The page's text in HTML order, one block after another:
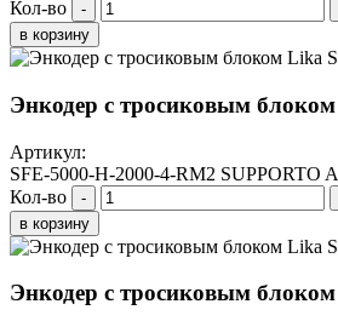
Кол-во
-
в корзину
Энкодер с тросиковым
Артикул:
SFE-5000-H-2000-4-RM2 SUPPORTO
Кол-во
-
в корзину
Энкодер с тросиковым